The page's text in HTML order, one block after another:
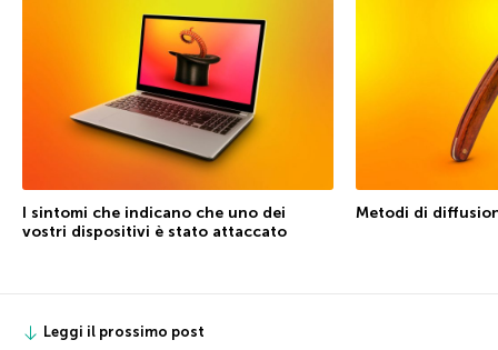
I sintomi che indicano che uno dei
vostri dispositivi è stato attaccato
Metodi di
Leggi il prossimo post